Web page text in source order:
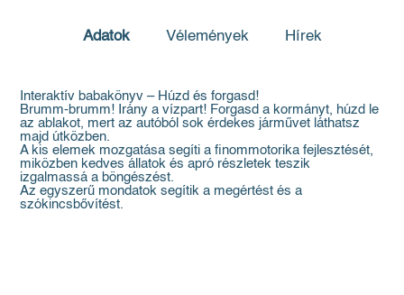
Adatok Vélemények Hírek
Interaktív babakönyv – Húzd és forgasd!
Brumm-brumm! Irány a vízpart! Forgasd a kormányt, húzd le
az ablakot, mert az autóból sok érdekes járművet láthatsz
majd útközben.
A kis elemek mozgatása segíti a finommotorika fejlesztését,
miközben kedves állatok és apró részletek teszik
izgalmassá a böngészést.
Az egyszerű mondatok segítik a megértést és a
szókincsbővítést.